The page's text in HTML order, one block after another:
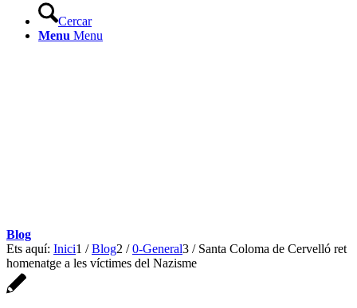
Cercar
Menu Menu
Blog
Ets aquí: Inici1 / Blog2 / 0-General3 / Santa Coloma de Cervelló ret
homenatge a les víctimes del Nazisme